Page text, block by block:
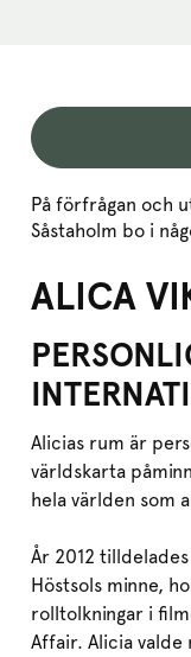
ALICA
Alicias rum är
världskarta
hela världen som
År 2012 tilldelades
Höstsols minne,
rolltolkningar i
Affair. Alicia
På förfrågan och
Såstaholm bo i